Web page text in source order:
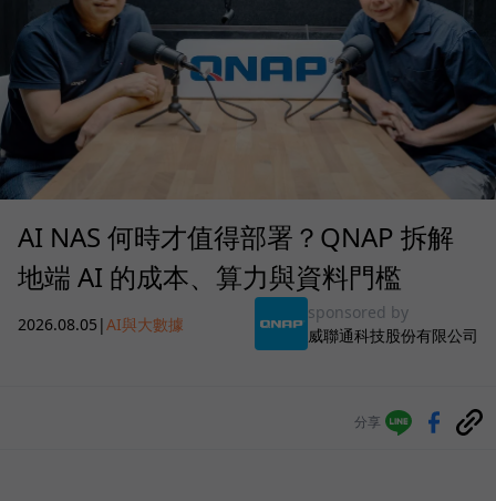
AI NAS 何時才值得部署？QNAP 拆解
地端 AI 的成本、算力與資料門檻
2026.08.05 |AI與大數據
sponsored by
威聯通科技股份有限公司
分享